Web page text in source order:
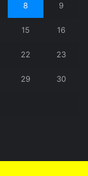
8 9
15 16
22 23
29 30